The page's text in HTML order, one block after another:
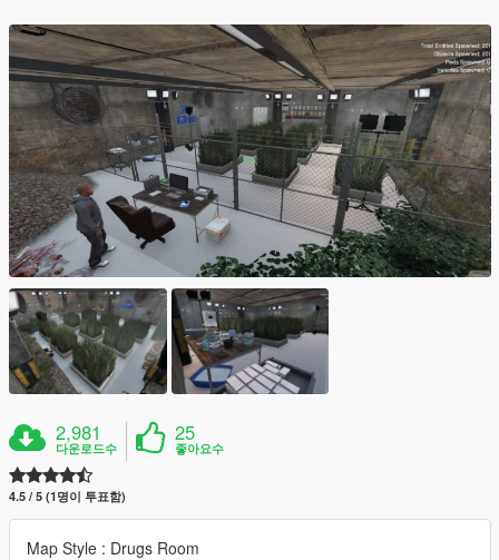
2,981
다운로드수
25
좋아요수
4.5 / 5 (1명이 투표함)
Map Style : Drugs Room